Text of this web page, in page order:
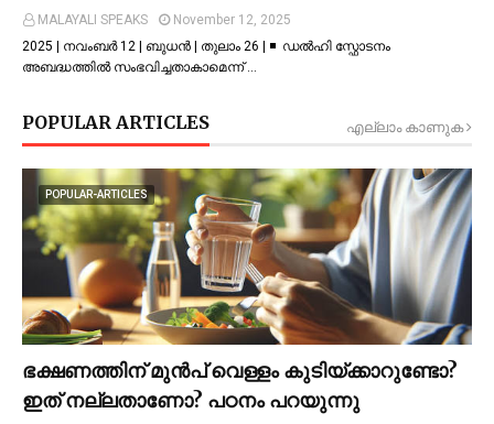
MALAYALI SPEAKS
November 12, 2025
2025 | നവംബർ 12 | ബുധൻ | തുലാം 26 | ◾ ഡല്‍ഹി സ്ഫോടനം
അബദ്ധത്തില്‍ സംഭവിച്ചതാകാമെന്ന് …
POPULAR ARTICLES എല്ലാം കാണുക
POPULAR-ARTICLES
ഭക്ഷണത്തിന് മുന്‍പ് വെള്ളം കുടിയ്ക്കാറുണ്ടോ?
ഇത് നല്ലതാണോ? പഠനം പറയുന്നു